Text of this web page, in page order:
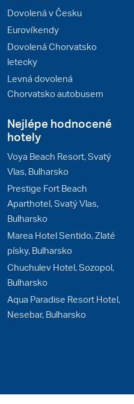
Dovolená v Česku
Eurovíkendy
Dovolená Chorvatsko
letecky
Levná dovolená
Chorvatsko autobusem
Nejlépe hodnocené
hotely
Voya Beach Resort, Svatý
Vlas, Bulharsko
Prestige Fort Beach
Aparthotel, Svatý Vlas,
Bulharsko
Marea Hotel Sentido, Zlaté
písky, Bulharsko
Chuchulev Hotel, Sozopol,
Bulharsko
Aqua Paradise Resort Hotel,
Nesebar, Bulharsko